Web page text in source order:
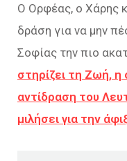
Ο Ορφέας, ο Χάρης
δράση για να μην
Σοφίας την πιο
στηρίζει τη Ζωή, η
αντίδραση του
μιλήσει για την